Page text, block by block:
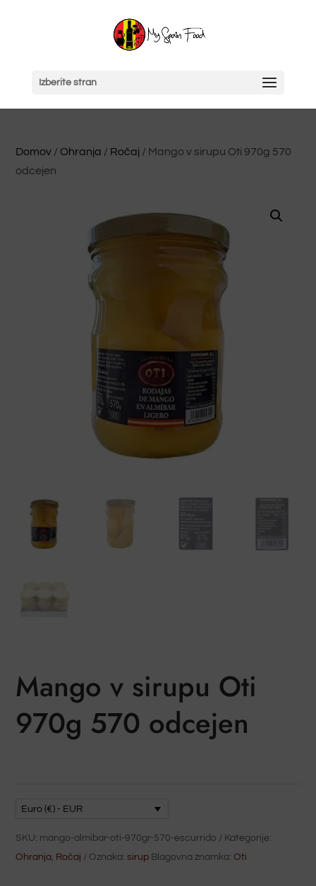
Izberite stran
Domov /Ohranja / Ročaj / Mango v sirupu Oti 970g 570
odcejen
Mango v sirupu Oti
970g 570 odcejen
Euro (€) - EUR
SKU: mango-almibar-oti-970gr-570-escurrido
Kategorije:
Ohranja Ročaj Oznaka:sirup Blagovna znamka:Oti